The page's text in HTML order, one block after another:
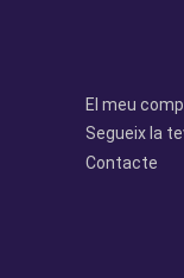
El meu
Segueix la
Contacte